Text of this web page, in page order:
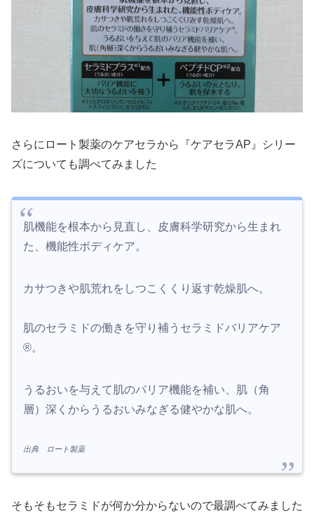
さらにロート製薬のケアセラから『ケアセラAP』シリー
ズについても調べてみました
肌機能を根本から見直し、皮膚科学研究から生まれ
た、機能性ボディケア。
カサつきや肌荒れをしつこくくり返す乾燥肌へ。
肌のセラミドの働きを守り補うセラミドバリアケア
®。
うるおいを与えて肌のバリア機能を補い、肌（角
層）深くからうるおいみなぎる健やかな肌へ。
出典 ロート製薬
そもそもセラミドが何か分からないので最調べてみました